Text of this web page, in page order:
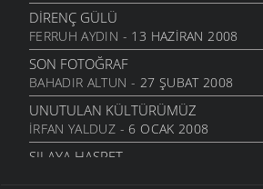
DIRENÇ GÜLÜ
FERRUH AYDIN - 13 HAZIRAN 2008
SON FOTOĞRAF
BAHADIR ALTUN - 27 ŞUBAT 2008
UNUTULAN KÜLTÜRÜMÜZ
İRFAN YALDUZ- 6 OCAK 2008
SILAYA HASRET